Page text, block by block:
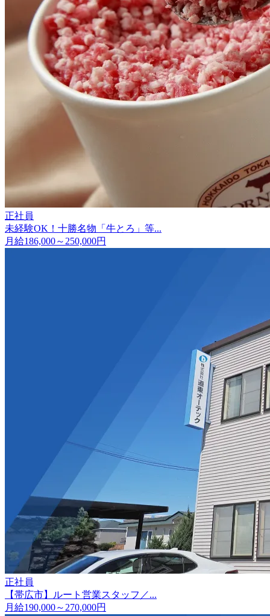
正社員
未経験OK！十勝名物「牛とろ」等...
月給186,000～250,000円
正社員
【帯広市】ルート営業スタッフ／...
月給190,000～270,000円